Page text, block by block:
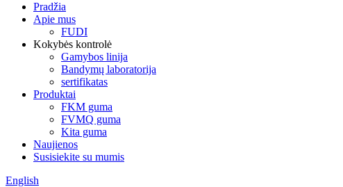
Pradžia
Apie mus
FUDI
Kokybės kontrolė
Gamybos linija
Bandymų laboratorija
sertifikatas
Produktai
FKM guma
FVMQ guma
Kita guma
Naujienos
Susisiekite su mumis
English